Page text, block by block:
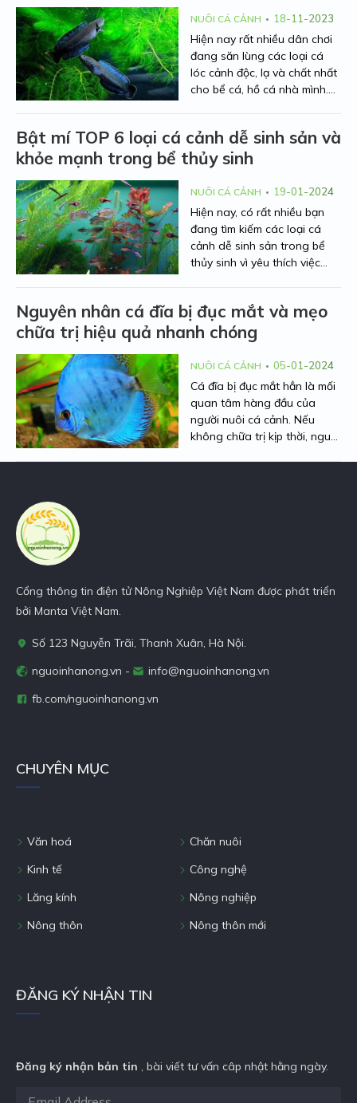
hút ở bài viết dưới đây nhé.
NUÔI CÁ CẢNH 18-11-2023
Hiện nay rất nhiều dân chơi
đang săn lùng các loại cá
lóc cảnh độc, lạ và chất nhất
cho bể cá, hồ cá nhà mình.
cá lóc kiểng đẹp mắt và ấn
tượng nhất qua bài viết dưới
đây nhé!
Bật mí TOP 6 loại cá cảnh dễ sinh sản và
khỏe mạnh trong bể thủy sinh
NUÔI CÁ CẢNH 19-01-2024
Hiện nay, có rất nhiều bạn
đang tìm kiếm các loại cá
cảnh dễ sinh sản trong bể
thủy sinh vì yêu thích việc
nhiều niềm vui thích đến cho
người nuôi. Hiểu được mối
quan tâm đó, Người Nhà
Nông sẽ chia sẻ cho các bạn
các loại cá cảnh sinh sản
nhanh nhất ở bài viết này.
Cùng theo dõi nhé!
Nguyên nhân cá đĩa bị đục mắt và mẹo
chữa trị hiệu quả nhanh chóng
NUÔI CÁ CẢNH 05-01-2024
Cá đĩa bị đục mắt hẳn là mối
quan tâm hàng đầu của
người nuôi cá cảnh. Nếu
không chữa trị kịp thời, nguy
Cổng thông tin điện tử Nông Nghiệp Việt Nam được phát triển
bởi Manta Việt Nam.
Số 123 Nguyễn Trãi, Thanh Xuân, Hà Nội.
nguoinhanong.vn -
info@nguoinhanong.vn
fb.com/nguoinhanong.vn
CHUYÊN MỤC
Văn hoá
Chăn nuôi
Kinh tế
Công nghệ
Lăng kính
Nông nghiệp
Nông thôn
Nông thôn mới
ĐĂNG KÝ NHẬN TIN
Đăng ký nhận bản tin , bài viết tư vấn câp nhật hằng ngày.